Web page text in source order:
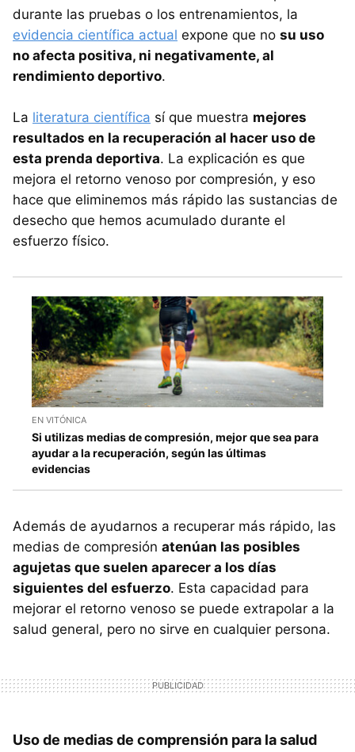
durante las pruebas o los entrenamientos, la
evidencia científica actual expone que no su uso
no afecta positiva, ni negativamente, al
rendimiento deportivo.
La literatura científica sí que muestra mejores
resultados en la recuperación al hacer uso de
esta prenda deportiva. La explicación es que
mejora el retorno venoso por compresión, y eso
hace que eliminemos más rápido las sustancias de
desecho que hemos acumulado durante el
esfuerzo físico.
EN VITÓNICA
Si utilizas medias de compresión, mejor que sea para
ayudar a la recuperación, según las últimas
evidencias
Además de ayudarnos a recuperar más rápido, las
medias de compresión atenúan las posibles
agujetas que suelen aparecer a los días
siguientes del esfuerzo. Esta capacidad para
mejorar el retorno venoso se puede extrapolar a la
salud general, pero no sirve en cualquier persona.
Uso de medias de comprensión para la salud